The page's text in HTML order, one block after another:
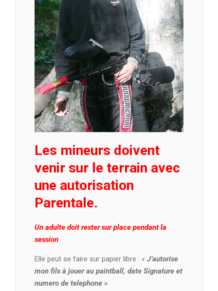
Les mineurs doivent
venir sur le terrain avec
une autorisation
Parentale.
Un adulte doit rester sur place pendant la
session
Elle peut se faire sur papier libre : « J’autorise
mon fils à jouer au paintball, date Signature et
numero de telephone »